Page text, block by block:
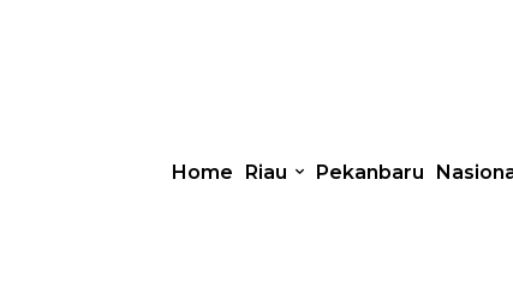
Home Riau Pekanbaru